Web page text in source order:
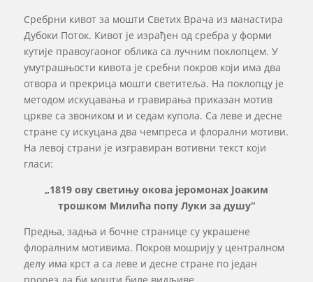
Сребрни кивот за мошти Светих Врача из манастира
Дубоки Поток. Кивот је израђен од сребра у форми
кутије правоугаоног облика са лучним поклопцем. У
умутрашњости кивота је сребни покров који има два
отвора и прекрица мошти светитеља. На поклопцу је
методом искуцавања и гравирања приказан мотив
цркве са звоником и и седам купола. Са леве и десне
стране су искуцана два чемпреса и флорални мотиви.
На левој страни је изгравиран вотивни текст који
гласи:
„1819 ову светињу окова јеромонах Јоаким
трошком Милића попу Луки за душу“
Предња, задња и бочне странице су украшене
флоралним мотивима. Покров мошрију у централном
делу има крст а са леве и десне стране по један